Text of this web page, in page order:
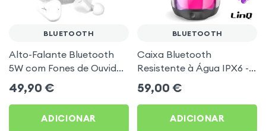
BLUETOOTH
Alto-Falante Bluetooth
5W com Fones de Ouvido
Sem Fio - Combo 2 em 1
Akashi
49,90 €
ADICIONAR
BLUETOOTH
Caixa Bluetooth
Resistente à Água IPX6 -
Som Estéreo 8W + LED
RGB - LinQ
59,00 €
ADICIONAR